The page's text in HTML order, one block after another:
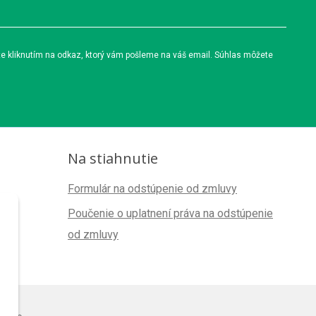
na odkaz, ktorý vám pošleme na váš email. Súhlas môžete
Na stiahnutie
Formulár na odstúpenie od zmluvy
Poučenie o uplatnení práva na odstúpenie
od zmluvy